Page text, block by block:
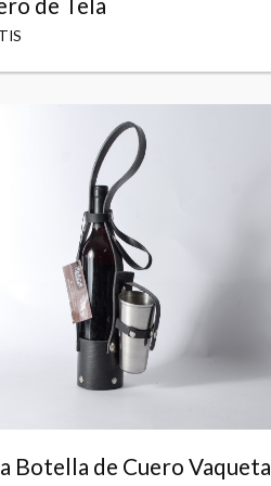
Botella de Cuero Vaqueta